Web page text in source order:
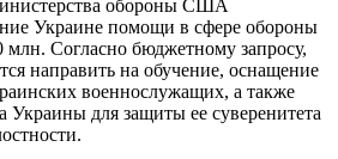
обороны США
Украине помощи в сфере обороны
млн. Согласно бюджетному запросу,
направить на обучение, оснащение
военнослужащих, а также
Украины для защиты ее суверенитета